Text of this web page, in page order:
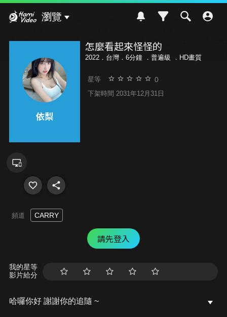
瀏覽
怎麼看起來怪怪的
2022．台灣．6分鐘 ． 普遍級 ．HD畫質
星等 0
下架時間 2031年12月31日
頻道 CARRY
請先登入
我的星等
影片給分
哈囉你好 謝謝你的追隨 ~